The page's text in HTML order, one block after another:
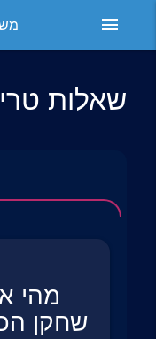
menu
שאלות
מהי
שחקן